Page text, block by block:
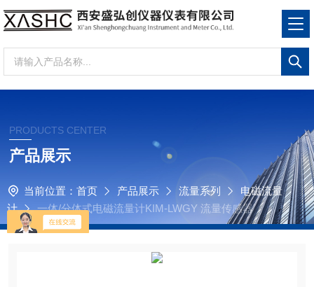
PRODUCTS CENTER
产品展示
当前位置： 首页 产品展示 流量系列
电磁流量
计
一体/分体式电磁流量计KIM-LWGY 流量传感器